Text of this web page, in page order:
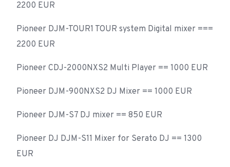
2200 EUR
Pioneer DJM-TOUR1 TOUR system Digital mixer ===
2200 EUR
Pioneer CDJ-2000NXS2 Multi Player == 1000 EUR
Pioneer DJM-900NXS2 DJ Mixer == 1000 EUR
Pioneer DJM-S7 DJ mixer == 850 EUR
Pioneer DJ DJM-S11 Mixer for Serato DJ == 1300
EUR